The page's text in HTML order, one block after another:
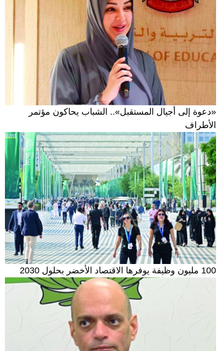
«دعوة إلى أجيال المستقبل».. الشباب يحاكون مؤتمر
الأطراف
100 مليون وظيفة يوفرها الاقتصاد الأخضر بحلول 2030